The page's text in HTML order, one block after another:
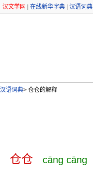
汉文学网 在线新华字典 汉语词典
汉语词典> 仓仓的解释
仓仓 cāng cāng